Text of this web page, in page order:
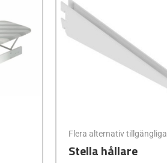
Flera alternativ tillgängliga
Stella hållare